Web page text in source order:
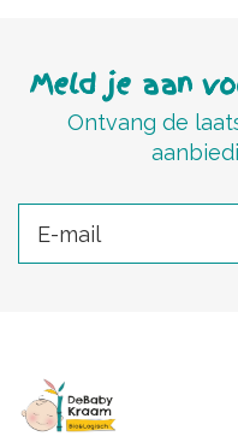
Meld je aan
Ontvang de